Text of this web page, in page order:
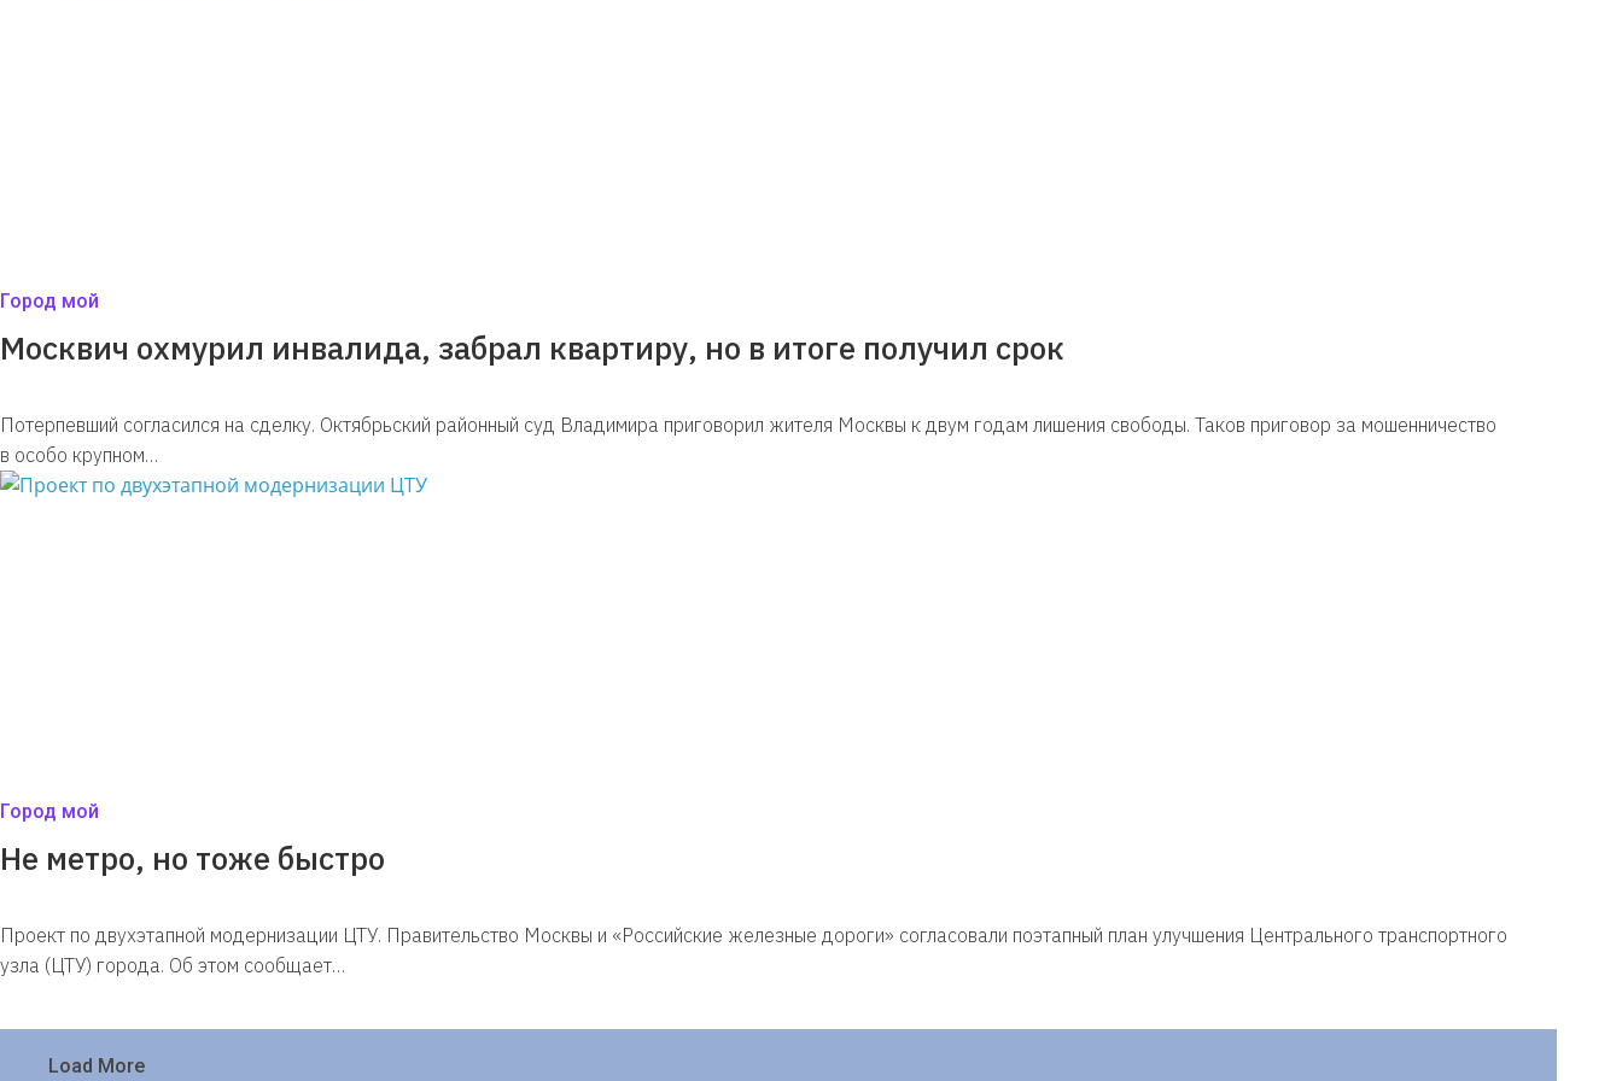
Город мой
Москвич охмурил инвалида, забрал квартиру, но в итоге получил срок
Потерпевший согласился на сделку. Октябрьский районный суд Владимира приговорил жителя Москвы к двум годам лишения свободы. Таков приговор за мошенничество
в особо крупном…
Город мой
Не метро, но тоже быстро
Проект по двухэтапной модернизации ЦТУ. Правительство Москвы и «Российские железные дороги» согласовали поэтапный план улучшения Центрального транспортного
узла (ЦТУ) города. Об этом сообщает…
Load More